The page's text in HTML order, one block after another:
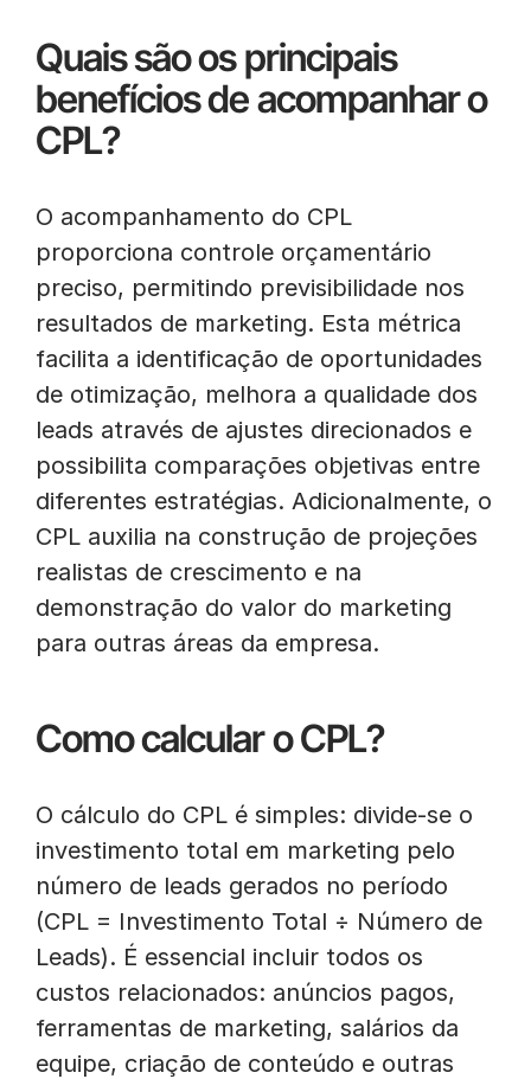
Quais são os principais
benefícios de acompanhar o
CPL?
O acompanhamento do CPL
proporciona controle orçamentário
preciso, permitindo previsibilidade nos
resultados de marketing. Esta métrica
facilita a identificação de oportunidades
de otimização, melhora a qualidade dos
leads através de ajustes direcionados e
possibilita comparações objetivas entre
diferentes estratégias. Adicionalmente, o
CPL auxilia na construção de projeções
realistas de crescimento e na
demonstração do valor do marketing
para outras áreas da empresa.
Como calcular o CPL?
O cálculo do CPL é simples: divide-se o
investimento total em marketing pelo
número de leads gerados no período
(CPL = Investimento Total ÷ Número de
Leads). É essencial incluir todos os
custos relacionados: anúncios pagos,
ferramentas de marketing, salários da
equipe, criação de conteúdo e outras